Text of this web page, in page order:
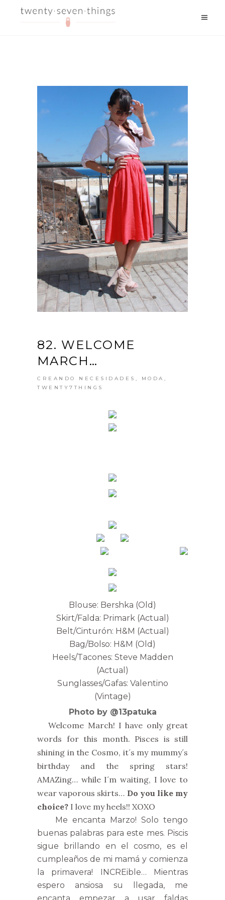
82. WELCOME
MARCH…
CREANDO NECESIDADES , MODA ,
TWENTY7THINGS
Blouse: Bershka (Old)
Skirt/Falda: Primark (Actual)
Belt/Cinturón: H&M (Actual)
Bag/Bolso: H&M (Old)
Heels/Tacones: Steve Madden
(Actual)
Sunglasses/Gafas: Valentino
(Vintage)
Photo by @13patuka
Welcome March! I have only great
words for this month. Pisces is still
shining in the Cosmo, it´s my mummy´s
birthday and the spring stars!
AMAZing… while I´m waiting, I love to
wear vaporous skirts… Do you like my
choice? I love my heels!! XOXO
Me encanta Marzo! Solo tengo
buenas palabras para este mes. Piscis
sigue brillando en el cosmo, es el
cumpleaños de mi mamá y comienza
la primavera! INCREible… Mientras
espero ansiosa su llegada, me